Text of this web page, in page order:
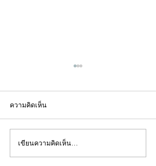
คอลัมน์"จับชีพจรวงการ
พระ"ประจำพุธที่ 29
ความคิดเห็น
เขียนความคิดเห็น…